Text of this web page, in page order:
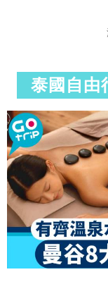
泰國自由